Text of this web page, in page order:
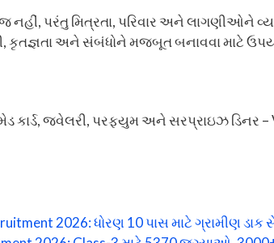
નહીં, પરંતુ મિત્રતા, પરિવાર અને લાગણીઓને
કૃતજ્ઞતા અને સંબંધોને મજબૂત બનાવવા માટે
કાર્ડ, જ્વેલરી, પરફ્યુમ અને સરપ્રાઇઝ ડિનર –
2026: ધોરણ 10 પાસ માટે ગ્રામીણ